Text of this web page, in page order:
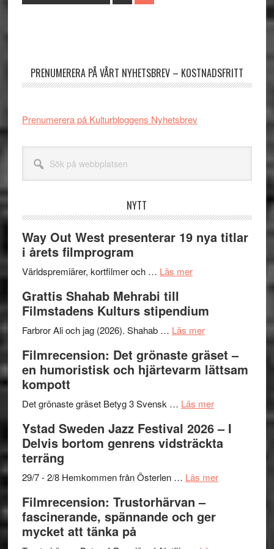
to
PRENUMERERA PÅ VÅRT NYHETSBREV – KOSTNADSFRITT
Prenumerera på Kulturbloggens Nyhetsbrev
webbplatsen
NYTT
Way Out West presenterar 19 nya titlar
i årets filmprogram
Världspremiärer, kortfilmer och … Läs merom
West
presenterar
nya
titlar
årets
Grattis Shahab Mehrabi till
Filmstadens Kulturs stipendium
Farbror Ali och jag (2026). Shahab … Läs merom
Shahab
Mehrabi
Filmstadens
stipendium
Filmrecension: Det grönaste gräset –
en humoristisk och hjärtevarm lättsam
kompott
Det grönaste gräset Betyg 3 Svensk … Läs merom
Filmrecension:
Det
grönaste
–
och
Ystad Sweden Jazz Festival 2026 – I
Delvis bortom genrens vidsträckta
terräng
29/7 - 2/8 Hemkommen från Österlen … Läs merom
Filmrecension: Trustorhärvan –
fascinerande, spännande och ger
mycket att tänka på